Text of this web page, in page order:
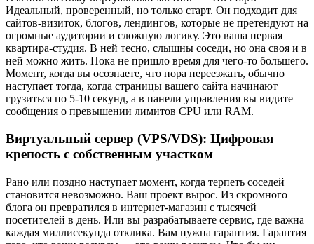
Идеальный, проверенный, но только старт. Он подходит для
сайтов-визиток, блогов, лендингов, которые не претендуют на
огромные аудитории и сложную логику. Это ваша первая
квартира-студия. В ней тесно, слышны соседи, но она своя и в
ней можно жить. Пока не пришло время для чего-то большего.
Момент, когда вы осознаете, что пора переезжать, обычно
наступает тогда, когда страницы вашего сайта начинают
грузиться по 5-10 секунд, а в панели управления вы видите
сообщения о превышении лимитов CPU или RAM.
Виртуальный сервер (VPS/VDS): Цифровая
крепость с собственным участком
Рано или поздно наступает момент, когда терпеть соседей
становится невозможно. Ваш проект вырос. Из скромного
блога он превратился в интернет-магазин с тысячей
посетителей в день. Или вы разрабатываете сервис, где важна
каждая миллисекунда отклика. Вам нужна гарантия. Гарантия